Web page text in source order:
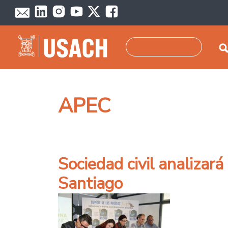
Pasar al contenido principal
APEC
Sociedad civil
Santiago